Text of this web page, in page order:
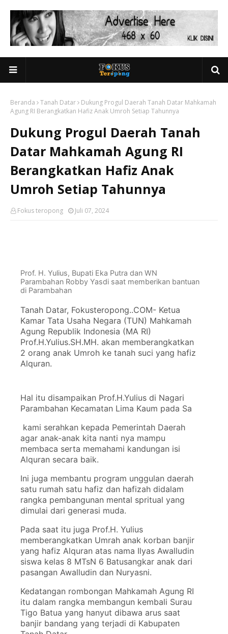
Beranda Tanah Datar
Dukung Progul Daerah Tanah Datar Mahkamah
Agung RI Berangkatkan Hafiz Anak Umroh Setiap Tahunnya
Dukung Progul Daerah Tanah
Datar Mahkamah Agung RI
Berangkatkan Hafiz Anak
Umroh Setiap Tahunnya
Fokus teropong Juli 07, 2024
Prof. H. Yulius, Bupati Eka Putra dan WN
Parambahan Robby Yasdi saat memberikan bantuan
di Parambahan
Tanah Datar, Fokusteropong..COM- Ketua
Kamar Tata Usaha Negara (TUN) Mahkamah
Agung Republik Indonesia (MA RI)
Prof.H.Yulius.SH.MH. akan memberangkatkan
2 orang anak Umroh ke tanah suci yang hafiz
Alquran.
Hal itu disampaikan Prof.H.Yulius di Nagari
Parambahan Kecamatan Lima Kaum pada Sa
kami serahkan kepada Pemerintah Daerah
agar anak-anak kita nanti nya mampu
membaca serta memahami kandungan isi
Alquran secara baik.
Ini juga membantu program unggulan daerah
satu rumah satu hafiz dan hafizah didalam
rangka pembangunan mental spritual yang
dimulai dari generasi muda.
Pada saat itu juga Prof.H. Yulius
memberangkatkan Umrah anak korban banjir
yang hafiz Alquran atas nama Ilyas Awalludin
siswa kelas 8 MTsN 6 Batusangkar anak dari
pasangan Awalludin dan Nuryasni.
Kedatangan rombongan Mahkamah Agung RI
itu dalam rangka membangun kembali Surau
Tigo Batua yang hanyut dibawa arus saat
banjir bandang yang terjadi di Kabupaten